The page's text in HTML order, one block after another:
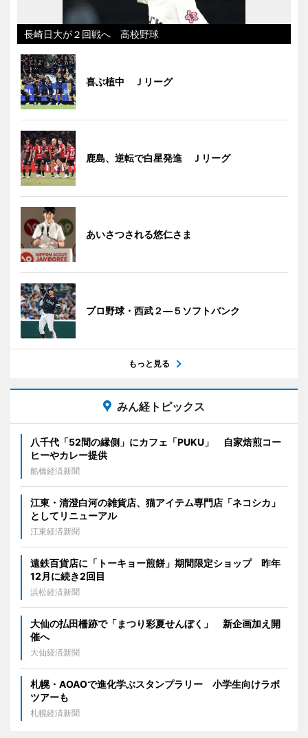
長崎日大が２回戦へ 高校野球
喜ぶ植中 Ｊリーグ
鹿島、逆転で白星発進 Ｊリーグ
あいさつされる悠仁さま
プロ野球・西武２―５ソフトバンク
もっと見る
みん経トピックス
八千代「52間の縁側」にカフェ「PUKU」 自家焙煎コー
ヒーやカレー提供
船橋経済新聞
江東・清澄白河の雑貨店、猫アイテム専門店「ネコシカ」
としてリニューアル
江東経済新聞
遠鉄百貨店に「トーキョー煎餅」期間限定ショップ 昨年
12月に続き2回目
浜松経済新聞
大仙の払田柵跡で「まつり彩夏せんぼく」 新企画加え開
催へ
大仙経済新聞
札幌・AOAOで進化学ぶスタンプラリー 小学生向けラボ
ツアーも
札幌経済新聞